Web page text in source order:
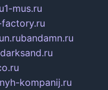
1-mus.ru
bandamn.ru
darksand.ru
kompanij.ru